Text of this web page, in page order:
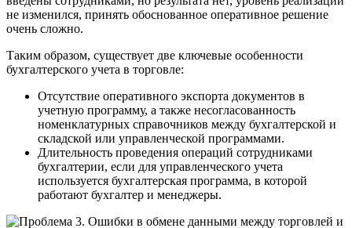
не изменился, принять обоснованное оперативное решение
очень сложно.
Таким образом, существует две ключевые особенности
бухгалтерского учета в торговле:
Отсутствие оперативного экспорта документов в
учетную программу, а также несогласованность
номенклатурных справочников между бухгалтерской и
складской или управленческой программами.
Длительность проведения операций сотрудниками
бухгалтерии, если для управленческого учета
используется бухгалтерская программа, в которой
работают бухгалтер и менеджеры.